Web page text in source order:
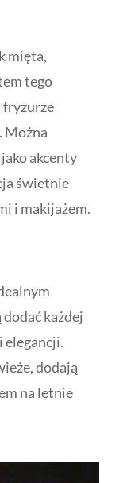
mięta,
tego
fryzurze
Można
akcenty
świetnie
i makijażem.
każdej
dodają
na letnie